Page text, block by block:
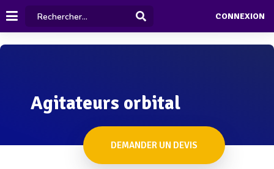
CONNEXION
Agitateurs orbital
DEMANDER UN DEVIS